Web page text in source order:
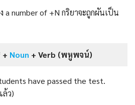
a number of +N กริยาจะถูกผันเป็น
+ Noun + Verb (พหูพจน์)
have passed the test.
ว)